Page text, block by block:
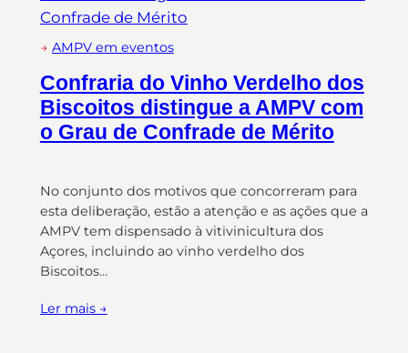
→ AMPV em eventos
Confraria do Vinho Verdelho dos
Biscoitos distingue a AMPV com
o Grau de Confrade de Mérito
No conjunto dos motivos que concorreram para
esta deliberação, estão a atenção e as ações que a
AMPV tem dispensado à vitivinicultura dos
Açores, incluindo ao vinho verdelho dos
Biscoitos…
Ler mais →